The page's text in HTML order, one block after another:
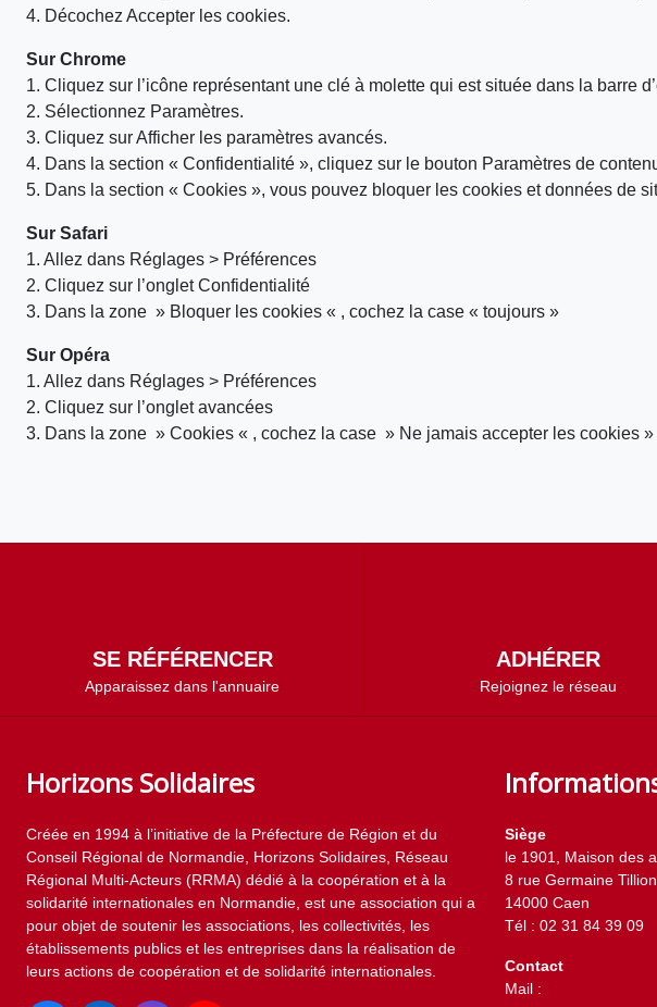
4. Décochez Accepter les cookies.
Sur Chrome
1. Cliquez sur l’icône représentant une clé à molette qui est située dans la barre
2. Sélectionnez Paramètres.
3. Cliquez sur Afficher les paramètres avancés.
4. Dans la section « Confidentialité », cliquez sur le bouton Paramètres de
5. Dans la section « Cookies », vous pouvez bloquer les cookies et données de
Sur Safari
1. Allez dans Réglages > Préférences
2. Cliquez sur l’onglet Confidentialité
3. Dans la zone » Bloquer les cookies « , cochez la case « toujours »
Sur Opéra
1. Allez dans Réglages > Préférences
2. Cliquez sur l’onglet avancées
3. Dans la zone » Cookies « , cochez la case » Ne jamais accepter les cookies »
SE RÉFÉRENCER
Apparaissez dans l'annuaire
ADHÉRER
Rejoignez le réseau
Horizons Solidaires
Créée en 1994 à l’initiative de la Préfecture de Région et du
Conseil Régional de Normandie, Horizons Solidaires, Réseau
Régional Multi-Acteurs (RRMA) dédié à la coopération et à la
solidarité internationales en Normandie, est une association qui a
pour objet de soutenir les associations, les collectivités, les
établissements publics et les entreprises dans la réalisation de
leurs actions de coopération et de solidarité internationales.
Siège
le 1901, Maison des
8 rue Germaine Tillion
14000 Caen
Tél : 02 31 84 39 09
Contact
Mail :